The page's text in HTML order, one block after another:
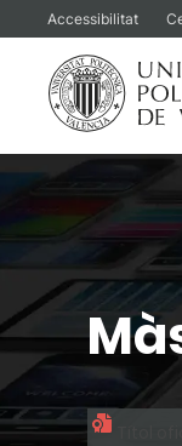
Accessibilitat
contingut